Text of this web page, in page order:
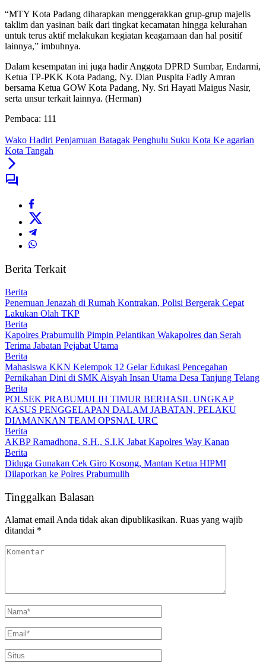
“MTY Kota Padang diharapkan menggerakkan grup-grup majelis
taklim dan yasinan baik dari tingkat kecamatan hingga kelurahan
untuk terus aktif melakukan kegiatan keagamaan dan hal positif
lainnya,” imbuhnya.
Dalam kesempatan ini juga hadir Anggota DPRD Sumbar, Endarmi,
Ketua TP-PKK Kota Padang, Ny. Dian Puspita Fadly Amran
bersama Ketua GOW Kota Padang, Ny. Sri Hayati Maigus Nasir,
serta unsur terkait lainnya. (Herman)
Pembaca: 111
Wako Hadiri Penjamuan Batagak Penghulu Suku Kota Ke agarian
Kota Tangah
Berita Terkait
Berita
Penemuan Jenazah di Rumah Kontrakan, Polisi Bergerak Cepat
Lakukan Olah TKP
Berita
Kapolres Prabumulih Pimpin Pelantikan Wakapolres dan Serah
Terima Jabatan Pejabat Utama
Berita
Mahasiswa KKN Kelempok 12 Gelar Edukasi Pencegahan
Pernikahan Dini di SMK Aisyah Insan Utama Desa Tanjung Telang
Berita
POLSEK PRABUMULIH TIMUR BERHASIL UNGKAP
KASUS PENGGELAPAN DALAM JABATAN, PELAKU
DIAMANKAN TEAM OPSNAL URC
Berita
AKBP Ramadhona, S.H., S.I.K Jabat Kapolres Way Kanan
Berita
Diduga Gunakan Cek Giro Kosong, Mantan Ketua HIPMI
Dilaporkan ke Polres Prabumulih
Tinggalkan Balasan
Alamat email Anda tidak akan dipublikasikan. Ruas yang wajib
ditandai *